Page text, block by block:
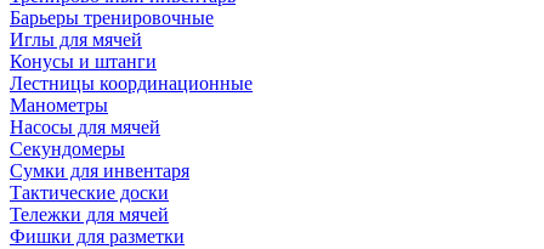
Барьеры тренировочные
Иглы для мячей
Конусы и штанги
Лестницы координационные
Манометры
Насосы для мячей
Секундомеры
Сумки для инвентаря
Тактические доски
Тележки для мячей
Фишки для разметки